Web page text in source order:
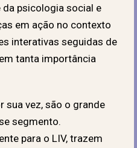
psicologia social e
em ação no contexto
interativas seguidas de
tanta importância
sua vez, são o grande
segmento.
para o LIV, trazem